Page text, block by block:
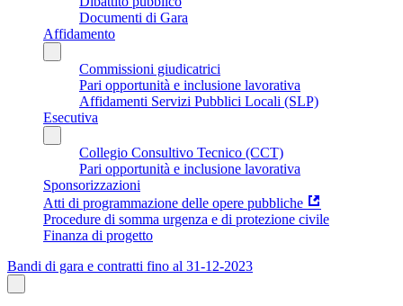
Documenti di Gara
Affidamento
Commissioni giudicatrici
Pari opportunità e inclusione lavorativa
Affidamenti Servizi Pubblici Locali (SLP)
Esecutiva
Collegio Consultivo Tecnico (CCT)
Pari opportunità e inclusione lavorativa
Sponsorizzazioni
Atti di programmazione delle opere pubbliche
Procedure di somma urgenza e di protezione civile
Finanza di progetto
Bandi di gara e contratti fino al 31-12-2023